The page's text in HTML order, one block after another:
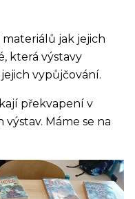
jak jejich
která výstavy
vypůjčování.
překvapení v
Máme se na